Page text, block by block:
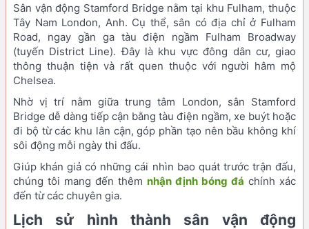
Sân vận động Stamford Bridge nằm tại khu Fulham, thuộc
Tây Nam London, Anh. Cụ thể, sân có địa chỉ ở Fulham
Road, ngay gần ga tàu điện ngầm Fulham Broadway
(tuyến District Line). Đây là khu vực đông dân cư, giao
thông thuận tiện và rất quen thuộc với người hâm mộ
Chelsea.
Nhờ vị trí nằm giữa trung tâm London, sân Stamford
Bridge dễ dàng tiếp cận bằng tàu điện ngầm, xe buýt hoặc
đi bộ từ các khu lân cận, góp phần tạo nên bầu không khí
sôi động mỗi ngày thi đấu.
Giúp khán giả có những cái nhìn bao quát trước trận đấu,
chúng tôi mang đến thêm nhận định bóng đá chính xác
đến từ các chuyên gia.
Lịch sử hình thành sân vận động